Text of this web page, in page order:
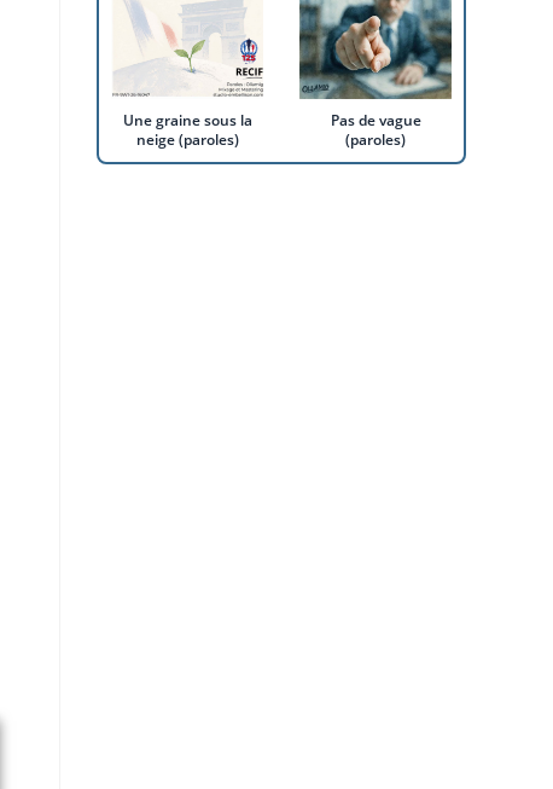
Une graine sous la
neige (paroles)
Pas de vague
(paroles)